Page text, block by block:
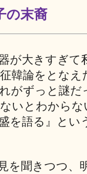
の末裔
が大きすぎて
韓論をとなえ
がずっと謎だ
いとわから
を語る』とい
を聞きつつ、